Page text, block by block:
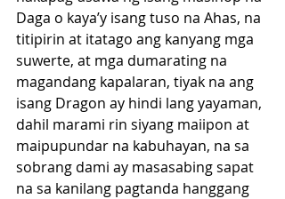
Daga o kaya’y isang tuso na Ahas, na
titipirin at itatago ang kanyang mga
suwerte, at mga dumarating na
magandang kapalaran, tiyak na ang
isang Dragon ay hindi lang yayaman,
dahil marami rin siyang maiipon at
maipupundar na kabuhayan, na sa
sobrang dami ay masasabing sapat
na sa kanilang pagtanda hanggang